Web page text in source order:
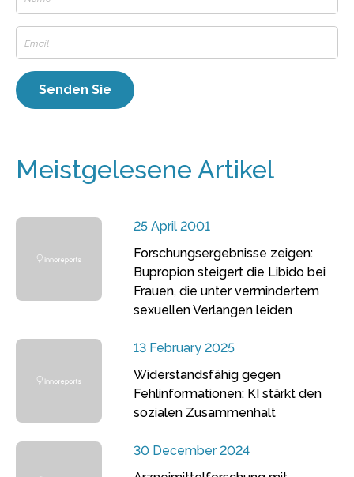
Meistgelesene Artikel
25 April 2001
Forschungsergebnisse zeigen:
Bupropion steigert die Libido bei
Frauen, die unter vermindertem
sexuellen Verlangen leiden
13 February 2025
Widerstandsfähig gegen
Fehlinformationen: KI stärkt den
sozialen Zusammenhalt
30 December 2024